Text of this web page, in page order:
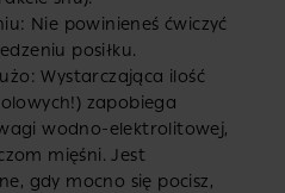
Nie powinieneś ćwiczyć
posiłku.
Wystarczająca ilość
zapobiega
wodno-elektrolitowej,
mięśni. Jest
gdy mocno się pocisz,